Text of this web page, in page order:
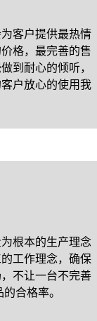
客户提供最热情
格，最完善的售
到耐心的倾听，
户放心的使用我
根本的生产理念
工作理念，确保
不让一台不完善
合格率。